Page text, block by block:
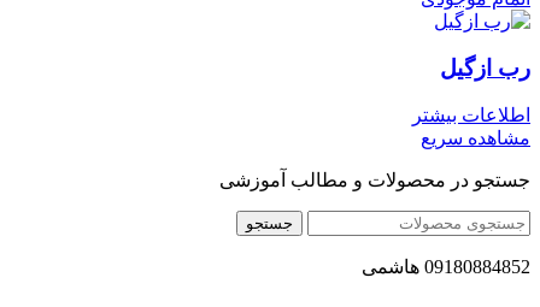
رب ازگیل
اطلاعات بیشتر
مشاهده سریع
جستجو در محصولات و مطالب آموزشی
جستجو
09180884852 هاشمی